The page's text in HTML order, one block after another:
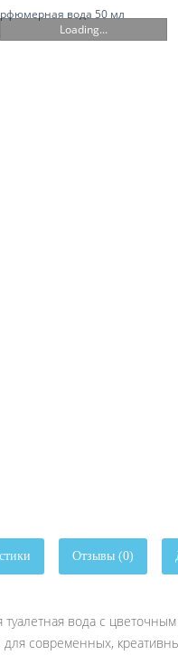
Loading...
Отзывы (0)
туалетная вода с
для современных,